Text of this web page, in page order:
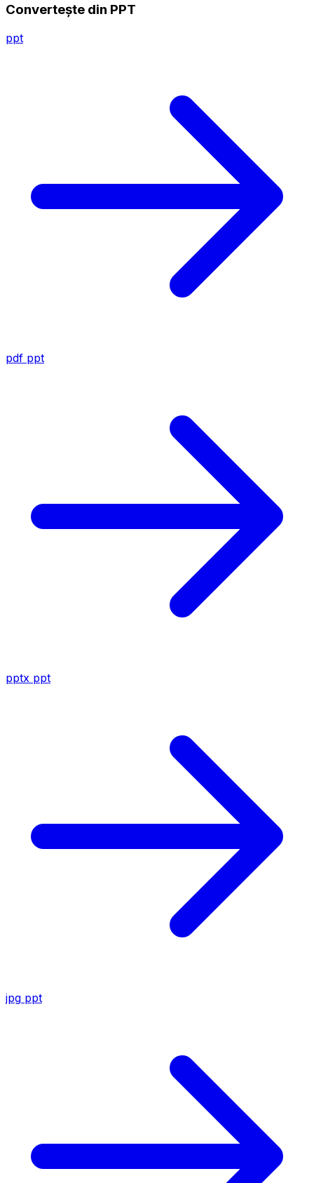
Convertește din PPT
ppt
pdf ppt
pptx ppt
jpg ppt